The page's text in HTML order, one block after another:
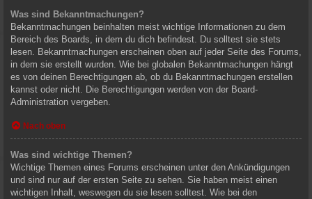
Was sind Bekanntmachungen?
Bekanntmachungen beinhalten meist wichtige Informationen zu dem
Bereich des Boards, in dem du dich befindest. Du solltest sie stets
lesen. Bekanntmachungen erscheinen oben auf jeder Seite des Forums,
in dem sie erstellt wurden. Wie bei globalen Bekanntmachungen hängt
es von deinen Berechtigungen ab, ob du Bekanntmachungen erstellen
kannst oder nicht. Die Berechtigungen werden von der Board-
Administration vergeben.
Nach oben
Was sind wichtige Themen?
Wichtige Themen eines Forums erscheinen unter den Ankündigungen
und sind nur auf der ersten Seite zu sehen. Sie haben meist einen
wichtigen Inhalt, weswegen du sie lesen solltest. Wie bei den